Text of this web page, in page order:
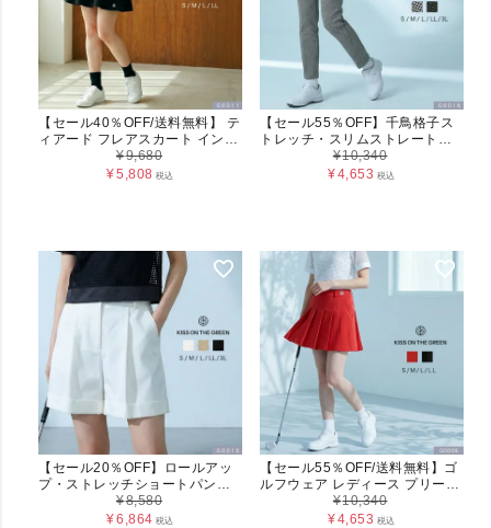
【セール40％OFF/送料無料】 テ
ィアード フレアスカート インナ
ーパンツ一体型 レディース
¥9,680
¥5,808 税込
【セール55％OFF】千鳥格子ス
トレッチ・スリムストレートパ
ンツ レディース（G0016）
¥10,340
¥4,653 税込
【セール20％OFF】ロールアッ
プ・ストレッチショートパンツ
¥8,580
¥6,864 税込
【セール55％OFF/送料無料】ゴ
ルフウェア レディース プリーツ
スカート(インナーパンツ一体型)
S M L LL G0009
¥10,340
¥4,653 税込